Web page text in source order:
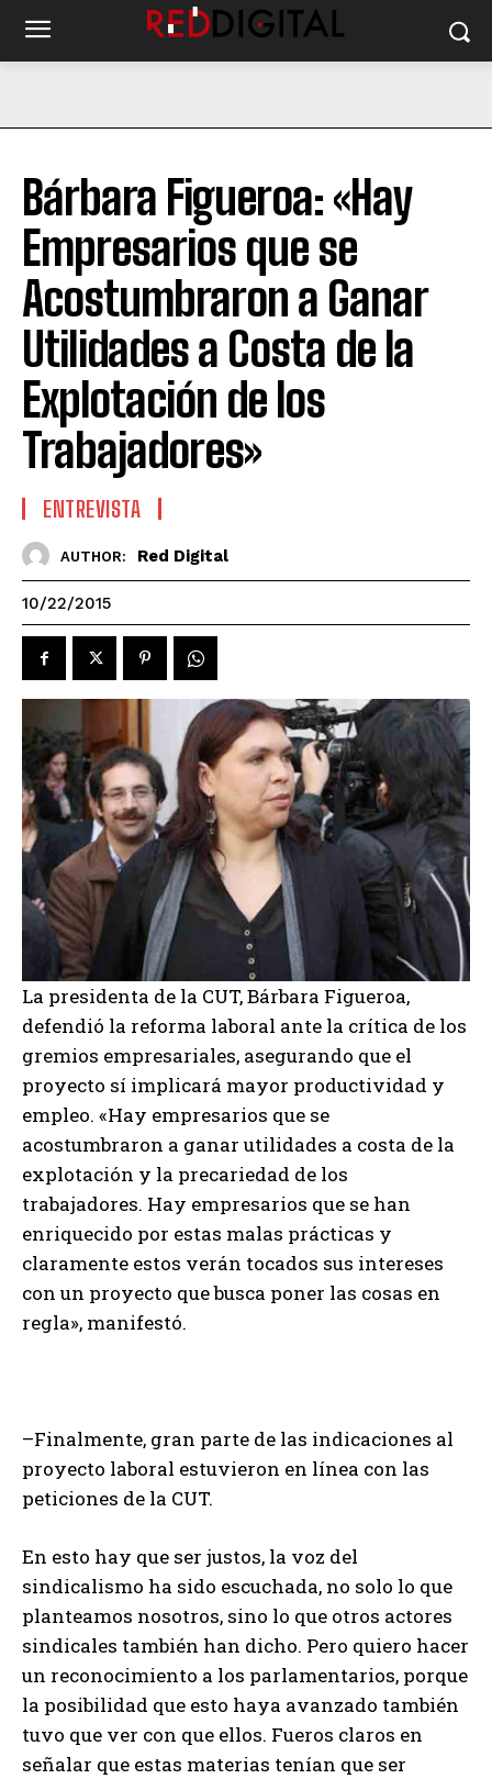
Bárbara Figueroa: «Hay
Empresarios que se
Acostumbraron a Ganar
Utilidades a Costa de la
Explotación de los
Trabajadores»
ENTREVISTA
AUTHOR: Red Digital
10/22/2015
La presidenta de la CUT, Bárbara Figueroa,
defendió la reforma laboral ante la crítica de los
gremios empresariales, asegurando que el
proyecto sí implicará mayor productividad y
empleo. «Hay empresarios que se
acostumbraron a ganar utilidades a costa de la
explotación y la precariedad de los
trabajadores. Hay empresarios que se han
enriquecido por estas malas prácticas y
claramente estos verán tocados sus intereses
con un proyecto que busca poner las cosas en
regla», manifestó.
–Finalmente, gran parte de las indicaciones al
proyecto laboral estuvieron en línea con las
peticiones de la CUT.
En esto hay que ser justos, la voz del
sindicalismo ha sido escuchada, no solo lo que
planteamos nosotros, sino lo que otros actores
sindicales también han dicho. Pero quiero hacer
un reconocimiento a los parlamentarios, porque
la posibilidad que esto haya avanzado también
tuvo que ver con que ellos. Fueros claros en
señalar que estas materias tenían que ser